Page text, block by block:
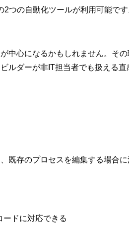
つの自動化ツールが利用可能で
中心になるかもしれません。そ
ルダーが非IT担当者でも扱える
既存のプロセスを編集する場合
ードに対応できる